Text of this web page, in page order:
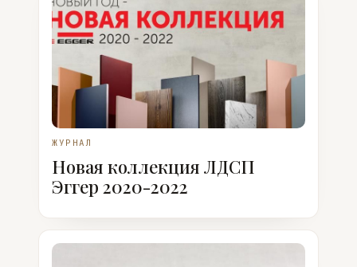
ЖУРНАЛ
Новая коллекция ЛДСП
Эггер 2020-2022